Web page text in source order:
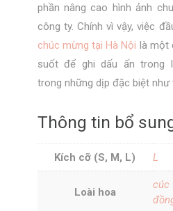
phần nâng cao hình ảnh
công ty. Chính vì vậy, việc
chúc mừng tại Hà Nội là một
suốt để ghi dấu ấn trong
trong những dịp đặc biệt như
Thông tin bổ
Kích cỡ (S, M, L) L
Loài hoa
cúc